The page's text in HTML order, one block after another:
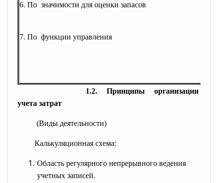
6. По значимости для оценки запасов
7. По функции управления
1.2. Принципы организации
учета затрат
(Виды деятельности)
Калькуляционная схема:
Область регулярного непрерывного ведения
учетных записей.